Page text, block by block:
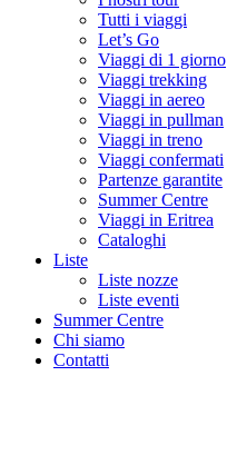
Tutti i viaggi
Let’s Go
Viaggi di 1 giorno
Viaggi trekking
Viaggi in aereo
Viaggi in pullman
Viaggi in treno
Viaggi confermati
Partenze garantite
Summer Centre
Viaggi in Eritrea
Cataloghi
Liste
Liste nozze
Liste eventi
Summer Centre
Chi siamo
Contatti